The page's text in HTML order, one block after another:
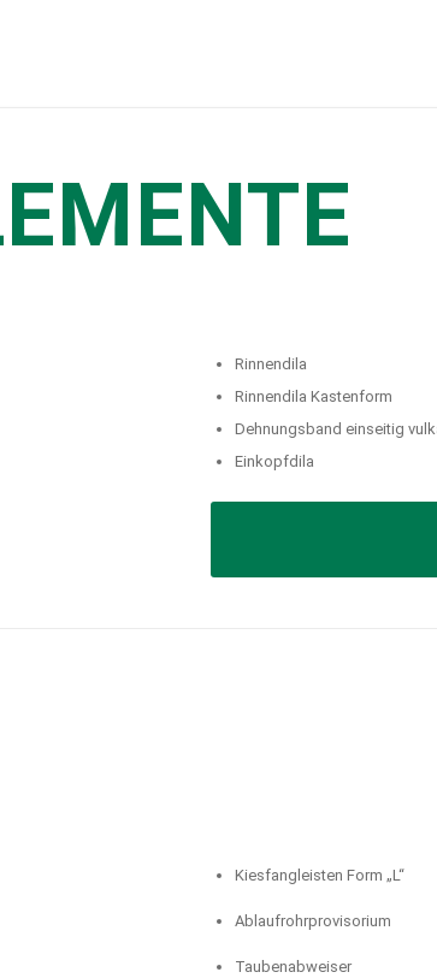
Rinnendila
Rinnendila Kastenform
Dehnungsband einseitig
Einkopfdila
Kiesfangleisten Form „L“
Ablaufrohrprovisorium
Taubenabweiser